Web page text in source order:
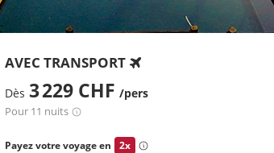
AVEC TRANSPORT
Dès 3 229 CHF /pers
Pour 11 nuits
Payez votre voyage en 2x